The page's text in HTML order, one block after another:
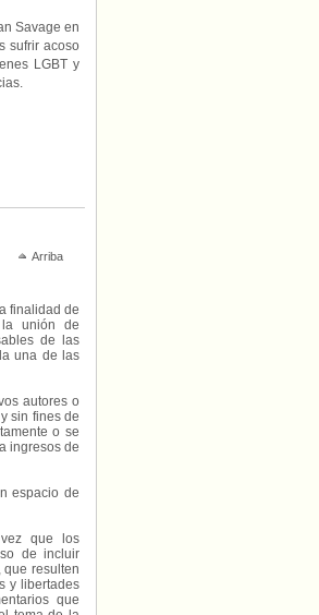
Savage en
sufrir acoso
LGBT y
Arriba
finalidad de
la unión de
de las
una de las
autores o
sin fines de
o se
ingresos de
espacio de
que los
de incluir
que resulten
y libertades
que